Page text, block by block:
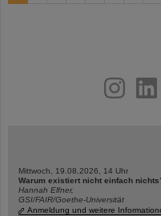
youtubehelmholtz.social
Mittwoch, 19.08.2026, 14 Uhr
Warum existiert nicht einfach
Hannah Elfner,
GSI/FAIR/Goethe-Universität
Anmeldung und weitere